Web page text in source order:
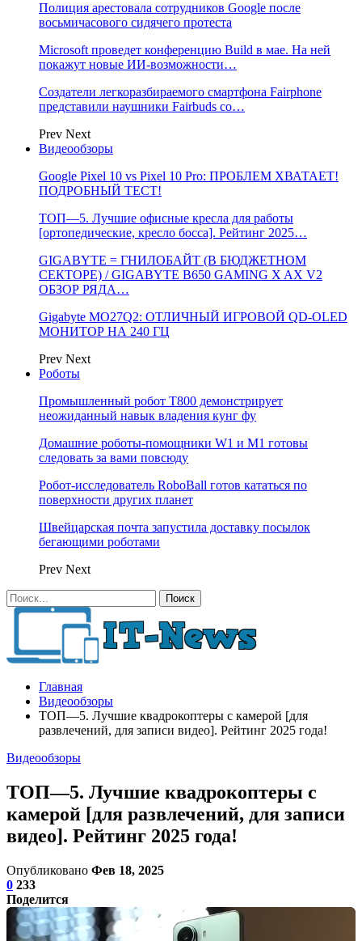
Полиция арестовала сотрудников Google после
восьмичасового сидячего протеста
Microsoft проведет конференцию Build в мае. На ней
покажут новые ИИ-возможности…
Создатели легкоразбираемого смартфона Fairphone
представили наушники Fairbuds со…
Prev Next
Видеообзоры
Google Pixel 10 vs Pixel 10 Pro: ПРОБЛЕМ ХВАТАЕТ!
ПОДРОБНЫЙ ТЕСТ!
ТОП—5. Лучшие офисные кресла для работы
[ортопедические, кресло босса]. Рейтинг 2025…
GIGABYTE = ГНИЛОБАЙТ (В БЮДЖЕТНОМ
СЕКТОРЕ) / GIGABYTE B650 GAMING X AX V2
ОБЗОР РЯДА…
Gigabyte MO27Q2: ОТЛИЧНЫЙ ИГРОВОЙ QD-OLED
МОНИТОР НА 240 ГЦ
Prev Next
Роботы
Промышленный робот Т800 демонстрирует
неожиданный навык владения кунг фу
Домашние роботы-помощники W1 и M1 готовы
следовать за вами повсюду
Робот-исследователь RoboBall готов кататься по
поверхности других планет
Швейцарская почта запустила доставку посылок
бегающими роботами
Prev Next
Главная
Видеообзоры
ТОП—5. Лучшие квадрокоптеры с камерой [для
развлечений, для записи видео]. Рейтинг 2025 года!
Видеообзоры
ТОП—5. Лучшие квадрокоптеры с
камерой [для развлечений, для записи
видео]. Рейтинг 2025 года!
Опубликовано Фев 18, 2025
0 233
Поделится